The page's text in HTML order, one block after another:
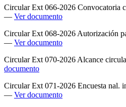
Circular Ext 066-2026 Convocatoria
— Ver documento
Circular Ext 068-2026 Autorización
— Ver documento
Circular Ext 070-2026 Alcance
documento
Circular Ext 071-2026 Encuesta nal.
— Ver documento